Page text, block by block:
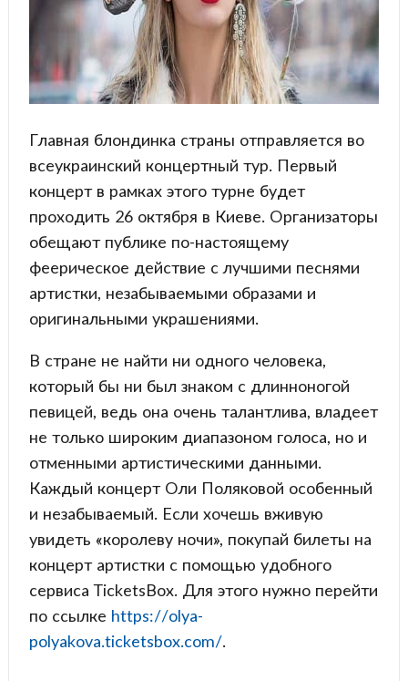
Главная блондинка страны отправляется во
всеукраинский концертный тур. Первый
концерт в рамках этого турне будет
проходить 26 октября в Киеве. Организаторы
обещают публике по-настоящему
феерическое действие с лучшими песнями
артистки, незабываемыми образами и
оригинальными украшениями.
В стране не найти ни одного человека,
который бы ни был знаком с длинноногой
певицей, ведь она очень талантлива, владеет
не только широким диапазоном голоса, но и
отменными артистическими данными.
Каждый концерт Оли Поляковой особенный
и незабываемый. Если хочешь вживую
увидеть «королеву ночи», покупай билеты на
концерт артистки с помощью удобного
сервиса TicketsBox. Для этого нужно перейти
по ссылке https://olya-
polyakova.ticketsbox.com/.